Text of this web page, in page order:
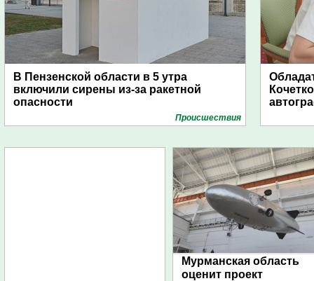
В Пензенской области в 5 утра
включили сирены из-за ракетной
опасности
Проиcшествия
Мурманская область
оценит проект